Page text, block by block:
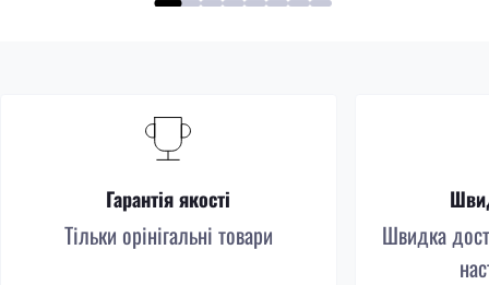
Гарантія якості
Тільки орінігальні товари
Швидка